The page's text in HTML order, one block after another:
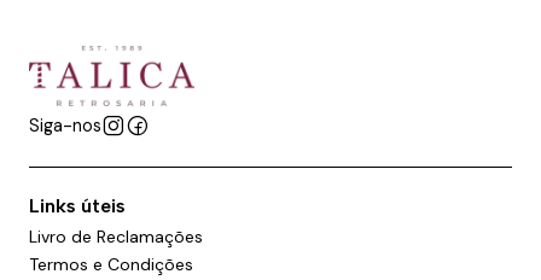
Siga-nos
Links úteis
Livro de Reclamações
Termos e Condições